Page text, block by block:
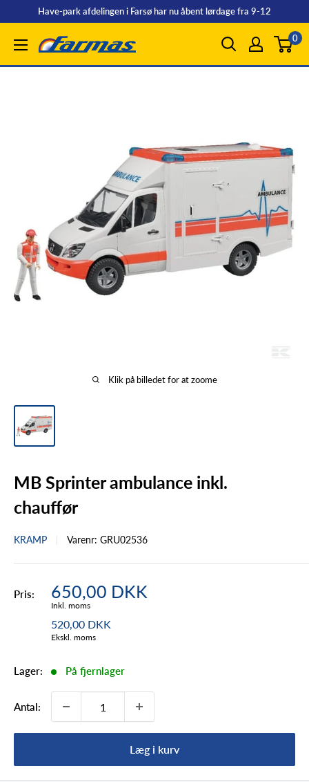
indhold
Have-park afdelingen i Farsø har nu åbent lørdage fra 9-12
Farmas
0
Klik på billedet for at zoome
MB Sprinter ambulance inkl.
chauffør
KRAMP Varenr: GRU02536
Pris: Tilbudspris
650,00 DKK
Inkl. moms
520,00 DKK
Ekskl. moms
Lager: På fjernlager
Antal:
Læg i kurv